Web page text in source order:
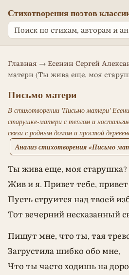
Стихотворения поэтов
Главная → Есенин Сергей
матери (Ты жива еще, моя
Письмо матери
В стихотворении 'Письмо матери'
старушке-матери с теплом и
связи с родным домом и простой
Анализ стихотворения «Письмо
Ты жива еще, моя старушка?
Жив и я. Привет тебе,
Пусть струится над твоей
Тот вечерний несказанный
Пишут мне, что ты, тая
Загрустила шибко обо мне,
Что ты часто xодишь на